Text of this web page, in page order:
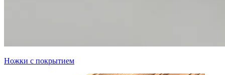
Ножки с покрытием